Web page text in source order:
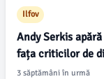
Ilfov
Andy Serkis
fața criticilor de
3 săptămâni în urmă